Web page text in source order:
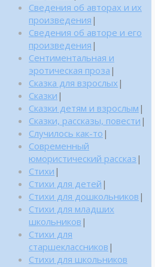
Сведения об авторах и их
произведения |
Сведения об авторе и его
произведения |
Сентиментальная и
эротическая проза |
Сказка для взрослых |
Сказки |
Сказки детям и взрослым |
Сказки, рассказы, повести |
Случилось как-то |
Современный
юмористический рассказ |
Стихи |
Стихи для детей |
Стихи для дошкольников |
Стихи для младших
школьников |
Стихи для
старшеклассников |
Стихи для школьников